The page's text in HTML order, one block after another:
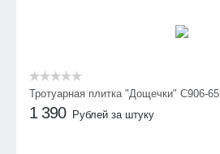
Тротуарная плитка "Дощечки" C906-65
1 390 Рублей за штуку